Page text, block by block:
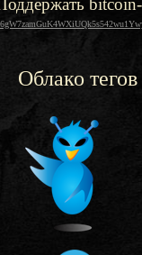
Облако тегов